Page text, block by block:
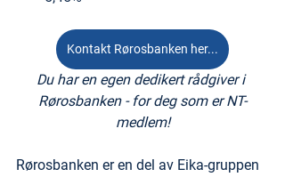
Kontakt Rørosbanken her...
Du har en egen dedikert rådgiver i
Rørosbanken - for deg som er NT-
medlem!
Rørosbanken er en del av Eika-gruppen